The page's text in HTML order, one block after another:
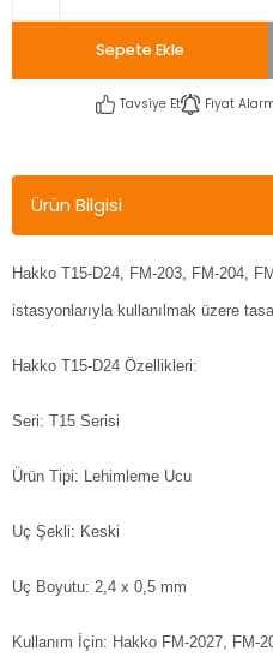
Sepete Ekle
Tavsiye Et Fiyat
Ürün Bilgisi
Hakko T15-D24, FM-203, FM-204,
istasyonlarıyla kullanılmak üzere
Hakko T15-D24 Özellikleri:
Seri: T15 Serisi
Ürün Tipi: Lehimleme Ucu
Uç Şekli: Keski
Uç Boyutu: 2,4 x 0,5 mm
Kullanım İçin: Hakko FM-2027, FM-